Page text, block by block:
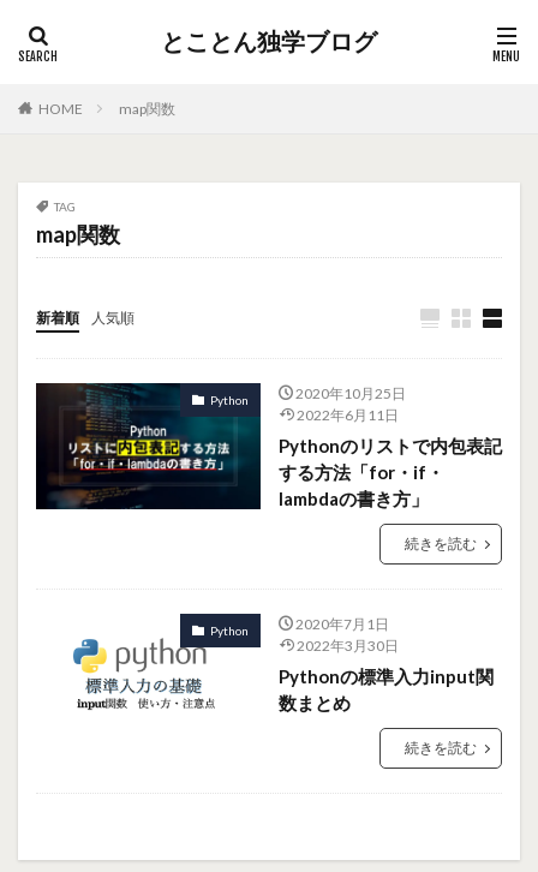
とことん独学ブログ
HOME map関数
TAG
map関数
新着順 人気順
Python
2020年10月25日
2022年6月11日
Pythonのリストで内包表記
する方法「for・if・
lambdaの書き方」
続きを読む
Python
2020年7月1日
2022年3月30日
Pythonの標準入力input関
数まとめ
続きを読む